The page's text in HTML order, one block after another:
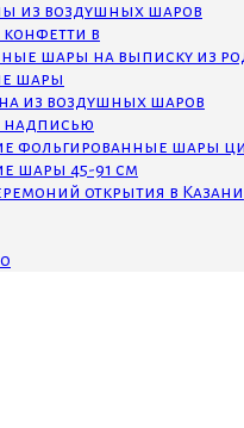
из воздушных шаров
в
шары на выписку из
шары
из воздушных шаров
фольгированные шары
шары 45-91 см
открытия в Казани